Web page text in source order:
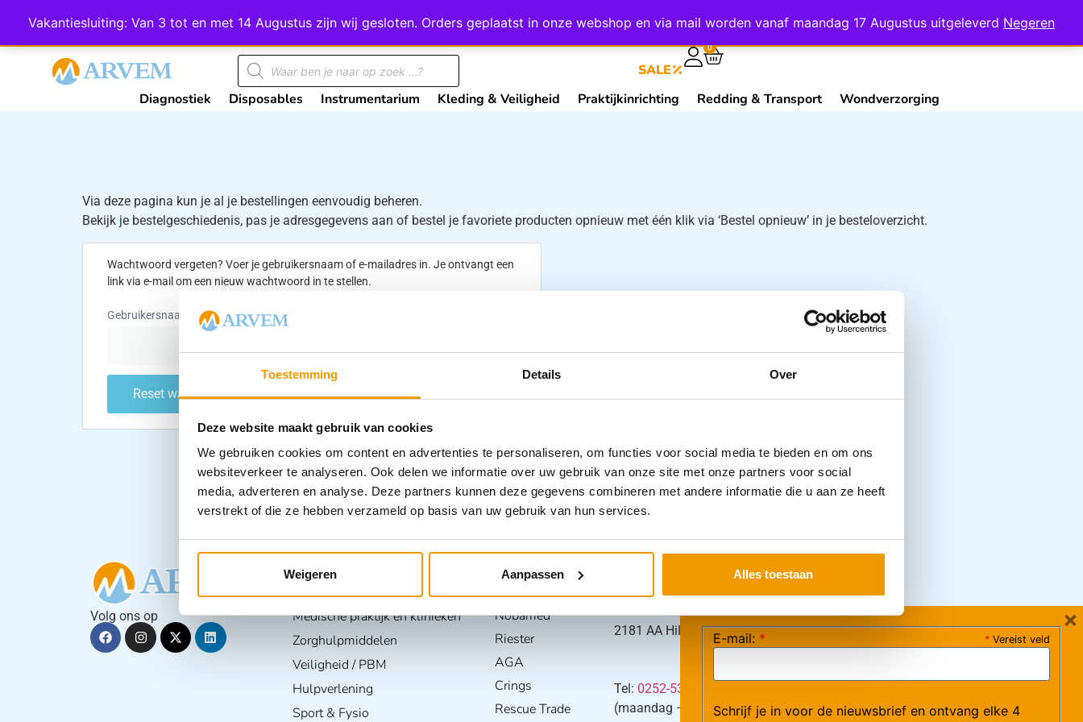
Toestemming Details Over
Deze website maakt gebruik van cookies
We gebruiken cookies om content en advertenties te personaliseren, om functies voor social media te bieden en om ons
websiteverkeer te analyseren. Ook delen we informatie over uw gebruik van onze site met onze partners voor social
media, adverteren en analyse. Deze partners kunnen deze gegevens combineren met andere informatie die u aan ze heeft
verstrekt of die ze hebben verzameld op basis van uw gebruik van hun services.
Weigeren Aanpassen Alles toestaan
Vakantiesluiting: Van 3 tot en met 14 Augustus zijn wij gesloten. Orders geplaatst in onze webshop en via mail worden vanaf maandag 17 Augustus uitgeleverd Negeren
Wij scoren een 4,8 op Google Mijn Account Contact
SALE
0
Diagnostiek Disposables Instrumentarium Kleding & Veiligheid Praktijkinrichting Redding & Transport Wondverzorging
Via deze pagina kun je al je bestellingen eenvoudig beheren.
Bekijk je bestelgeschiedenis, pas je adresgegevens aan of bestel je favoriete producten opnieuw met één klik via ‘Bestel opnieuw’ in je besteloverzicht.
Wachtwoord vergeten? Voer je gebruikersnaam of e-mailadres in. Je ontvangt een
link via e-mail om een nieuw wachtwoord in te stellen.
Gebruikersnaam of e-mail*
Reset wachtwoord
Volg ons op
Producten per branche
BHV & EHBO
Medische praktijk en klinieken
Zorghulpmiddelen
Veiligheid / PBM
Hulpverlening
Sport & Fysio
Merken
Burnshield
Nobamed
Riester
AGA
Crings
Rescue Trade
Arvem B.V.
Einsteinstraat 5
2181 AA Hillegom
Tel: 0252-533256
(maandag – donderdag 08:30-17:15 uur / vrijdag 08:30-16:00 uur)
* Vereist veld
E-mail: *
Schrijf je in voor de nieuwsbrief en ontvang elke 4
×